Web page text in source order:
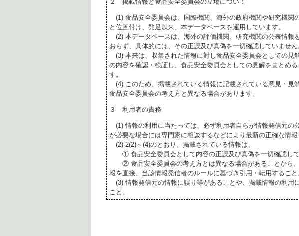
２ 掲載情報と食品安全委員会の立場について
(1) 食品安全委員会は、国際機関、海外の政府機関や研究機関
と位置付け、発足以来、本データベースを運用しています。
(2) 本データベースは、海外の評価機関、研究機関の公表情報
おらず、具体的には、その正誤及び真偽を一切確認していませ
(3) 本来は、収集された情報に対し食品安全委員会としての見
の内容を確認・検証し、食品安全委員会としての見解をまとめ
す。
(4) このため、掲載されている情報に記載されている意見・見
食品安全委員会の考え方と異なる場合があります。
３ 利用者の責務
(1) 情報の利用に当たっては、必ず利用者自らが情報発信元の
が必要な場合には専門家に相談するなどにより最新の正確な情報
(2) 2(2)～(4)のとおり、掲載されている情報は、
① 食品安全委員会として内容の正誤及び真偽を一切確認して
② 食品安全委員会の考え方とは異なる場合があることから、
報を直接、当該情報発信者のルールに基づき引用・転用すること
(3) 情報発信元の情報に誤り等があることや、掲載情報の利用
こと。